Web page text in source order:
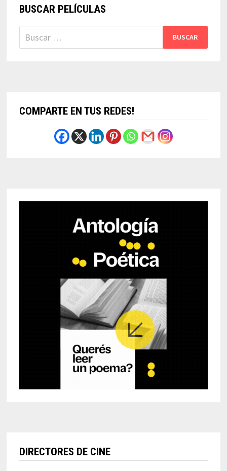
BUSCAR PELÍCULAS
Buscar:
COMPARTE EN TUS REDES!
DIRECTORES DE CINE